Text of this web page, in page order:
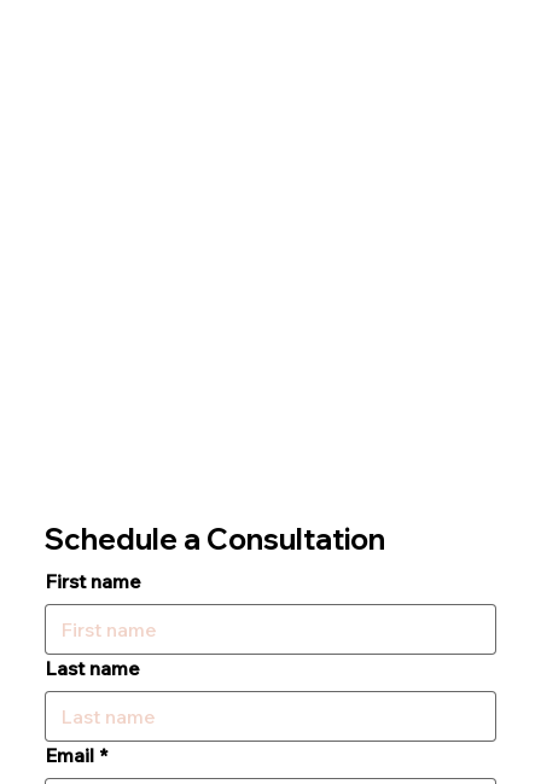
Schedule a Consultation
First name
Last name
Email *